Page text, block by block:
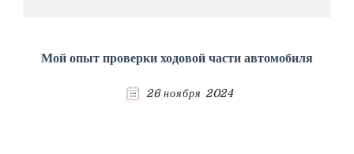
Мой опыт проверки ходовой части автомобиля
26 ноября 2024